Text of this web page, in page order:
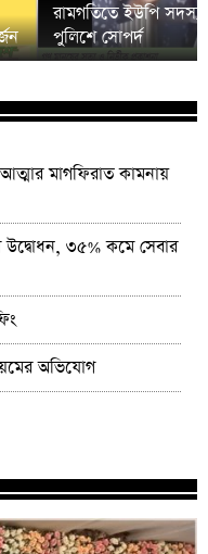
রামগতিতে ইউপি
পুলিশে সোপর্দ
মাগফিরাত কামনায়
উদ্বোধন, ৩৫% কমে সেবার
অভিযোগ